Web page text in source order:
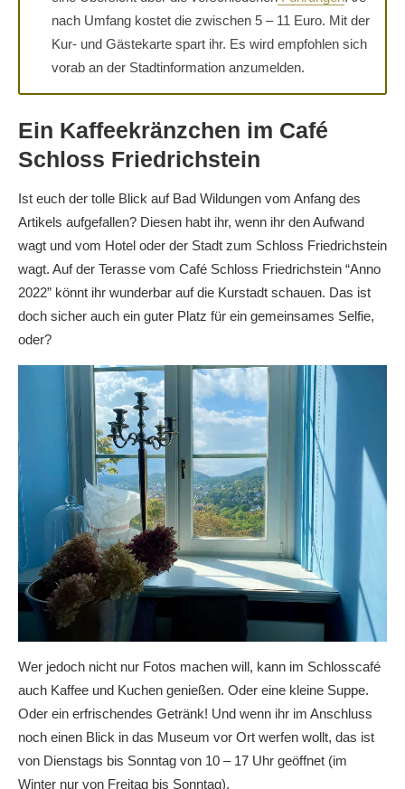
nach Umfang kostet die zwischen 5 – 11 Euro. Mit der
Kur- und Gästekarte spart ihr. Es wird empfohlen sich
vorab an der Stadtinformation anzumelden.
Ein Kaffeekränzchen im Café
Schloss Friedrichstein
Ist euch der tolle Blick auf Bad Wildungen vom Anfang des
Artikels aufgefallen? Diesen habt ihr, wenn ihr den Aufwand
wagt und vom Hotel oder der Stadt zum Schloss Friedrichstein
wagt. Auf der Terasse vom Café Schloss Friedrichstein “Anno
2022” könnt ihr wunderbar auf die Kurstadt schauen. Das ist
doch sicher auch ein guter Platz für ein gemeinsames Selfie,
oder?
Wer jedoch nicht nur Fotos machen will, kann im Schlosscafé
auch Kaffee und Kuchen genießen. Oder eine kleine Suppe.
Oder ein erfrischendes Getränk! Und wenn ihr im Anschluss
noch einen Blick in das Museum vor Ort werfen wollt, das ist
von Dienstags bis Sonntag von 10 – 17 Uhr geöffnet (im
Winter nur von Freitag bis Sonntag).